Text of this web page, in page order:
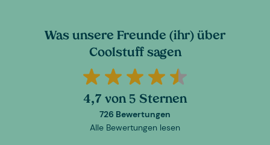
Was unsere Freunde (ihr) über
Coolstuff sagen
4,7 von 5 Sternen
726 Bewertungen
Alle Bewertungen lesen